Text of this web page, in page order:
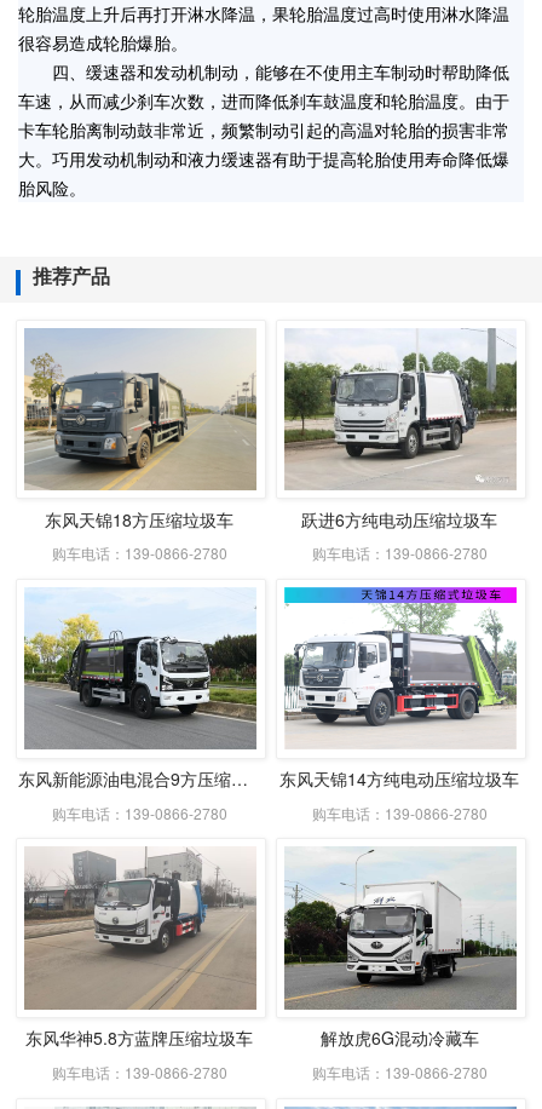
轮胎温度上升后再打开淋水降温，果轮胎温度过高时使用淋水降温
很容易造成轮胎爆胎。
四、缓速器和发动机制动，能够在不使用主车制动时帮助降低
车速，从而减少刹车次数，进而降低刹车鼓温度和轮胎温度。由于
卡车轮胎离制动鼓非常近，频繁制动引起的高温对轮胎的损害非常
大。巧用发动机制动和液力缓速器有助于提高轮胎使用寿命降低爆
胎风险。
推荐产品
东风天锦18方压缩垃圾车
购车电话：139-0866-2780
跃进6方纯电动压缩垃圾车
购车电话：139-0866-2780
东风新能源油电混合9方压缩式垃圾车
购车电话：139-0866-2780
东风天锦14方纯电动压缩垃圾车
购车电话：139-0866-2780
东风华神5.8方蓝牌压缩垃圾车
购车电话：139-0866-2780
解放虎6G混动冷藏车
购车电话：139-0866-2780